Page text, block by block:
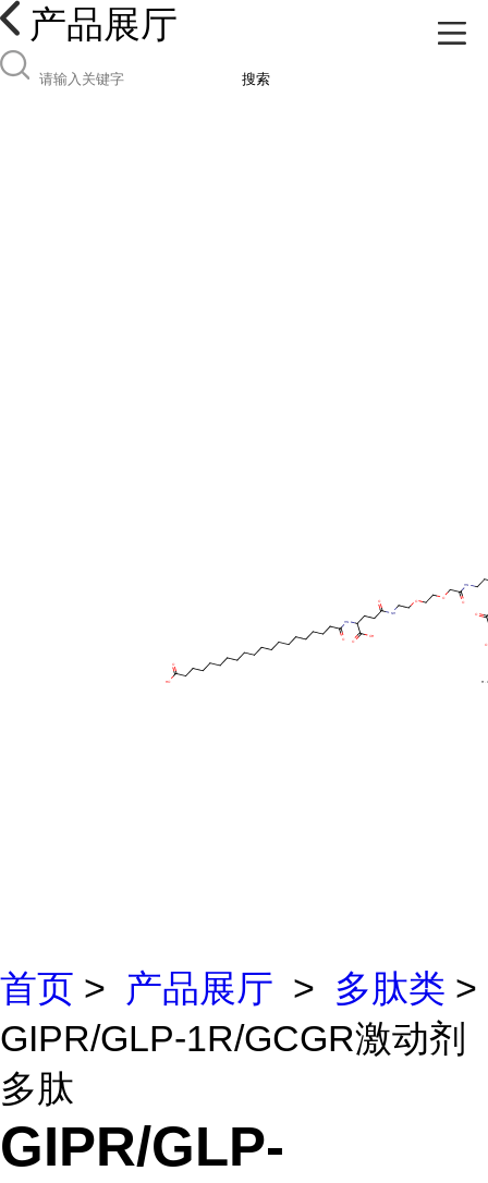
产品展厅
搜索
首页 > 产品展厅 > 多肽类 >
GIPR/GLP-1R/GCGR激动剂
多肽
GIPR/GLP-